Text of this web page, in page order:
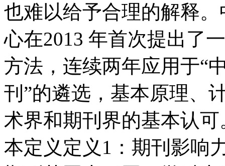
也难以给予合理的解释
心在2013 年首次提出了
方法，连续两年应用于“
刊”的遴选，基本原理、
术界和期刊界的基本认
本定义定义1：期刊影响